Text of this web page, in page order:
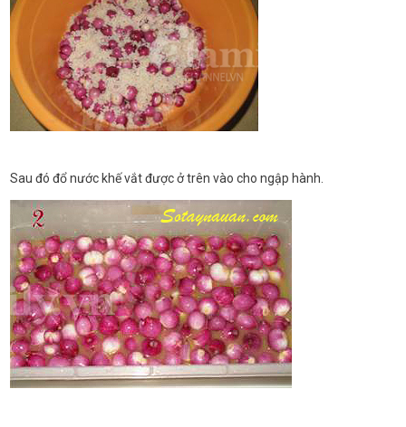
Sau đó đổ nước khế vắt được ở trên vào cho ngập hành.